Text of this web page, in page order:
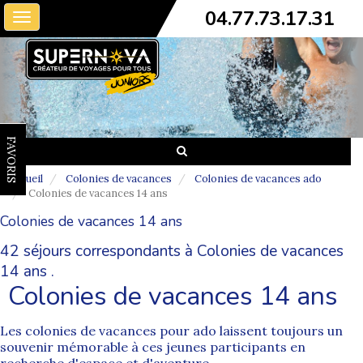
Toggle
navigation
04.77.73.17.31
FAVORIS
Accueil Colonies de vacances
Colonies de vacances ado
Colonies de vacances 14 ans
Colonies de vacances 14 ans
42 séjours correspondants à Colonies de vacances
14 ans .
Colonies de vacances 14 ans
Les colonies de vacances pour ado laissent toujours un
souvenir mémorable à ces jeunes participants en